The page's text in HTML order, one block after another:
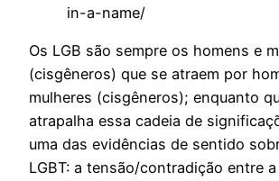
in-a-name/
Os LGB são sempre os homens e
(cisgêneros) que se atraem por
mulheres (cisgêneros); enquanto
atrapalha essa cadeia de
uma das evidências de sentido
LGBT: a tensão/contradição entre